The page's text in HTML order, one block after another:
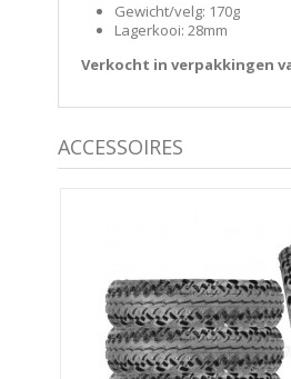
Gewicht/velg: 170g
Lagerkooi: 28mm
Verkocht in verpakkingen
ACCESSOIRES